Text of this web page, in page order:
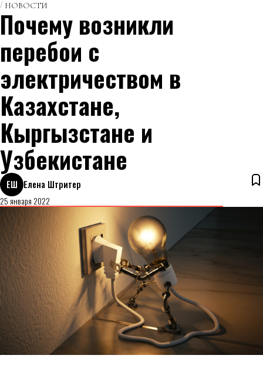
НОВОСТИ
Почему возникли
перебои с
электричеством в
Казахстане,
Кыргызстане и
Узбекистане
ЕШ Елена Штритер
25 января 2022